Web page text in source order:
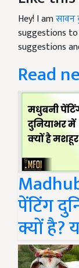
Hey! I amसावन
suggestions
suggestions
Read
पेंटिंग
क्यों है?